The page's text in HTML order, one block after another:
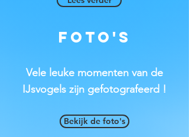
Foto's
Vele leuke momenten van de
IJsvogels zijn gefotografeerd !
Bekijk de foto's